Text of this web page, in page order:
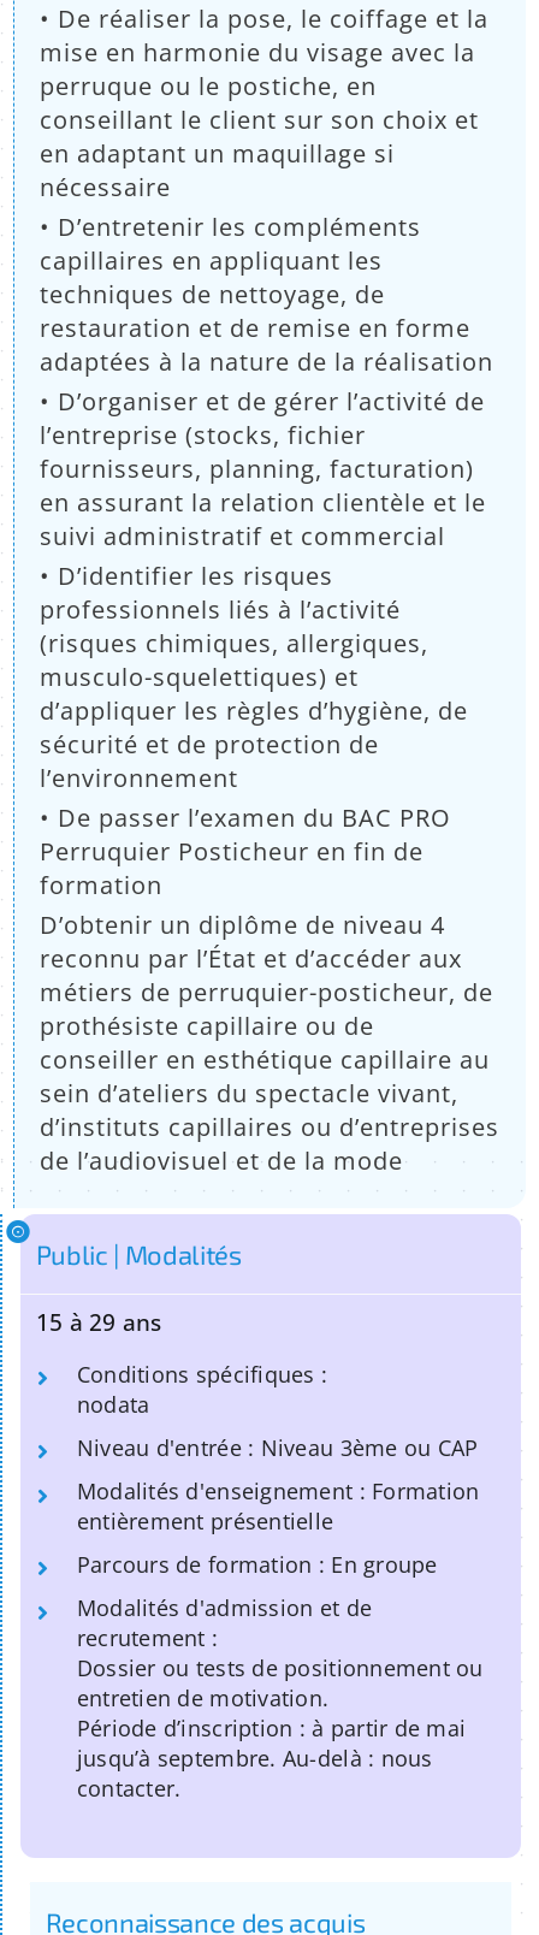
• De réaliser la pose, le coiffage et la
mise en harmonie du visage avec la
perruque ou le postiche, en
conseillant le client sur son choix et
en adaptant un maquillage si
nécessaire
• D’entretenir les compléments
capillaires en appliquant les
techniques de nettoyage, de
restauration et de remise en forme
adaptées à la nature de la réalisation
• D’organiser et de gérer l’activité de
l’entreprise (stocks, fichier
fournisseurs, planning, facturation)
en assurant la relation clientèle et le
suivi administratif et commercial
• D’identifier les risques
professionnels liés à l’activité
(risques chimiques, allergiques,
musculo-squelettiques) et
d’appliquer les règles d’hygiène, de
sécurité et de protection de
l’environnement
• De passer l’examen du BAC PRO
Perruquier Posticheur en fin de
formation
D’obtenir un diplôme de niveau 4
reconnu par l’État et d’accéder aux
métiers de perruquier-posticheur, de
prothésiste capillaire ou de
conseiller en esthétique capillaire au
sein d’ateliers du spectacle vivant,
d’instituts capillaires ou d’entreprises
de l’audiovisuel et de la mode
Public | Modalités
15 à 29 ans
Conditions spécifiques :
nodata
Niveau d'entrée : Niveau 3ème ou CAP
Modalités d'enseignement : Formation
entièrement présentielle
Parcours de formation : En groupe
Modalités d'admission et de
recrutement :
Dossier ou tests de positionnement ou
entretien de motivation.
Période d’inscription : à partir de mai
jusqu’à septembre. Au-delà : nous
contacter.
Reconnaissance des acquis